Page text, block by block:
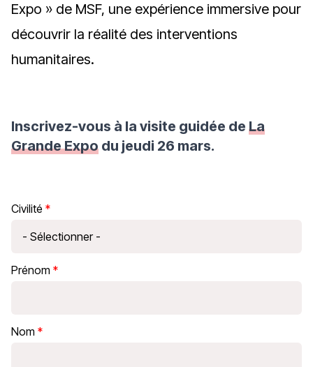
Expo » de MSF, une expérience immersive pour
découvrir la réalité des interventions
humanitaires.
Inscrivez-vous à la visite guidée de La
Grande Expo du jeudi 26 mars.
Civilité
Prénom
Nom